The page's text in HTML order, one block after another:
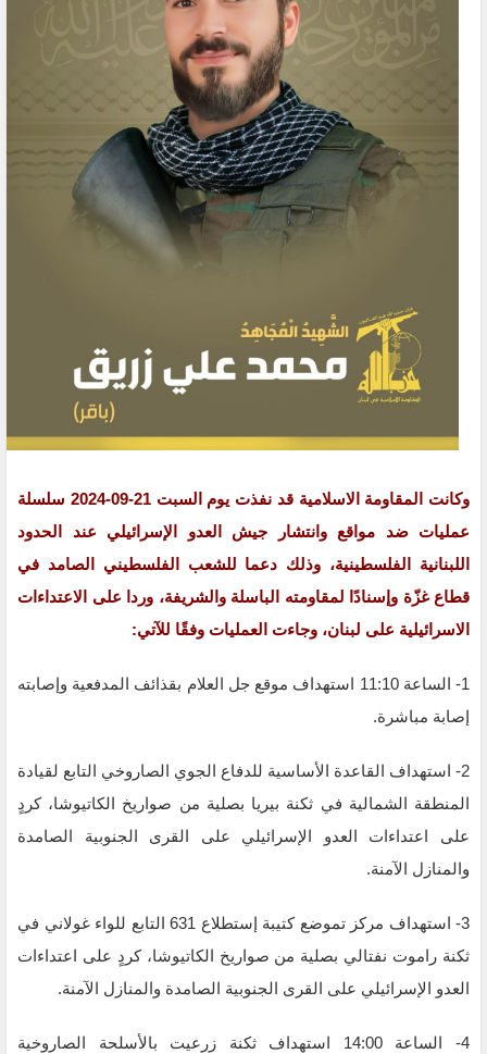
وكانت المقاومة الاسلامية قد نفذت يوم السبت 21-09-2024 سلسلة
عمليات ضد مواقع وانتشار جيش العدو الإسرائيلي عند الحدود
اللبنانية الفلسطينية، وذلك دعما للشعب الفلسطيني الصامد في
قطاع غزّة وإسنادًا لمقاومته الباسلة ‌‌‏والشريفة، وردا على الاعتداءات
الاسرائيلية على لبنان، وجاءت العمليات وفقًا للآتي:
1- الساعة 11:10 استهداف موقع جل العلام بقذائف ‏المدفعية وإصابته
إصابة مباشرة.
2- استهداف القاعدة الأساسية للدفاع الجوي الصاروخي التابع ‏لقيادة
المنطقة الشمالية في ثكنة بيريا بصلية من صواريخ الكاتيوشا، كردٍ
على ‌‏‌‏‌‏اعتداءات العدو الإسرائيلي على القرى الجنوبية الصامدة
والمنازل الآمنة.
3- استهداف مركز تموضع كتيبة إستطلاع 631 التابع للواء غولاني في
ثكنة ‏راموت نفتالي بصلية من صواريخ الكاتيوشا، كردٍ على ‌‏‌‏‌‏اعتداءات
العدو الإسرائيلي على القرى الجنوبية الصامدة والمنازل الآمنة.
4- الساعة 14:00 استهداف ثكنة زرعيت بالأسلحة ‏الصاروخية